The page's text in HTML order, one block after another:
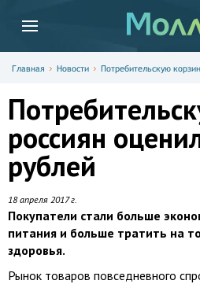
Главная Новости Потребительскую
россиян
рублей
18 апреля 2017 г.
Покупатели стали больше
питания и больше тратить на
здоровья.
Рынок товаров повседневного